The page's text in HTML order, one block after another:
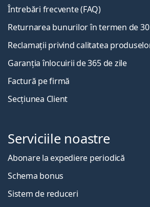
Întrebări frecvente (FAQ)
Returnarea bunurilor în termen de
Reclamații privind calitatea
Garanția înlocuirii de 365 de zile
Factură pe firmă
Secțiunea Client
Serviciile noastre
Abonare la expediere periodică
Schema bonus
Sistem de reduceri